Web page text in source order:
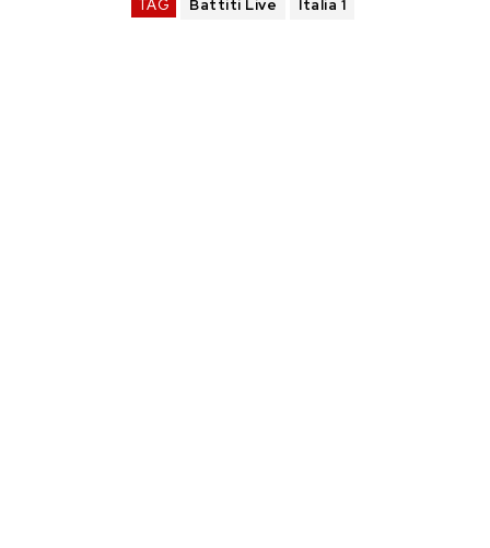
TAG Battiti Live Italia 1